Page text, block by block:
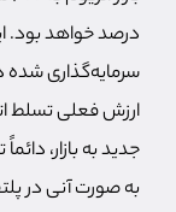
درصد خواهد بود.
سرمایه‌گذاری شده
ارزش فعلی تسلط
جدید به بازار،